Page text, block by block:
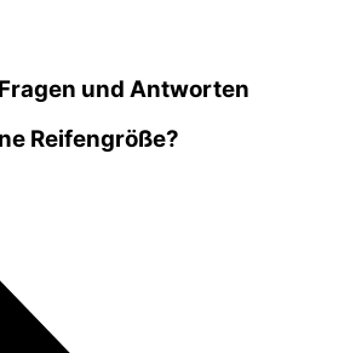
und Antworten
Reifengröße?